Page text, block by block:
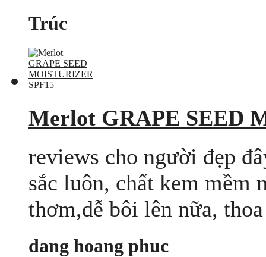
Trúc
Merlot GRAPE SEED
reviews cho người đẹp
sắc luôn, chất kem mềm
thơm,dễ bôi lên nữa,
dang hoang phuc